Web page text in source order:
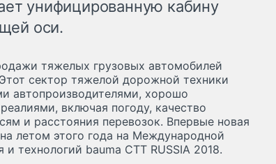
унифицированную кабину
оси.
тяжелых грузовых автомобилей
сектор тяжелой дорожной техники
автопроизводителями, хорошо
включая погоду, качество
и расстояния перевозок. Впервые новая
летом этого года на Международной
технологий bauma CTT RUSSIA 2018.